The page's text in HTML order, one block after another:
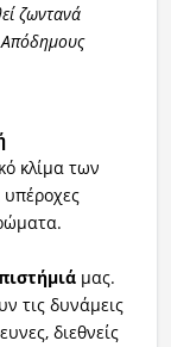
ζωντανά
Απόδημους
κλίμα των
μας.
τις δυνάμεις
διεθνείς